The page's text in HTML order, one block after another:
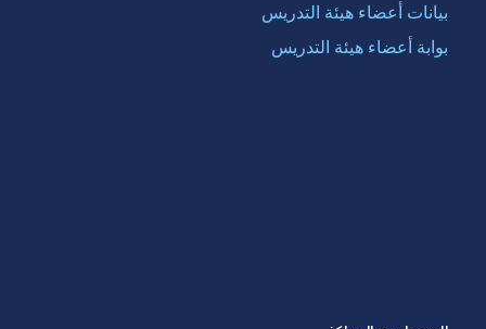
بيانات أعضاء هيئة التدريس
بوابة أعضاء هيئة التدريس